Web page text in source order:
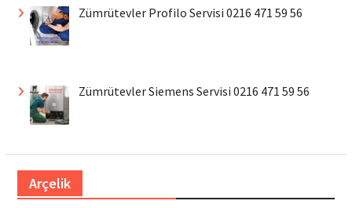
Zümrütevler Profilo Servisi 0216 471 59 56
Zümrütevler Siemens Servisi 0216 471 59 56
Arçelik